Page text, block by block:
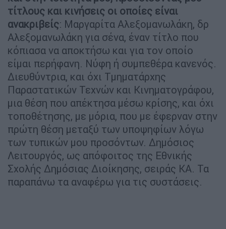
τίτλους και κινήσεις οι οποίες είναι
ανακριβείς: Μαργαρίτα Αλεξομανωλάκη, δρ
Αλεξομανωλάκη για σένα, έναν τίτλο που
κόπιασα να αποκτήσω και για τον οποίο
είμαι περήφανη. Νύφη ή συμπεθέρα κανενός.
Διευθύντρια, και όχι Τμηματάρχης
Παραστατικών Τεχνών και Κινηματογράφου,
μια θέση που απέκτησα μέσω κρίσης, και όχι
τοποθέτησης, με μόρια, που με έφερναν στην
πρώτη θέση μεταξύ των υποψηφίων λόγω
των τυπικών μου προσόντων. Δημόσιος
Λειτουργός, ως απόφοιτος της Εθνικής
Σχολής Δημόσιας Διοίκησης, σειράς ΚΑ. Τα
παραπάνω τα αναφέρω για τις συστάσεις.